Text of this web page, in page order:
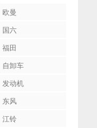
欧曼
国六
福田
自卸车
发动机
东风
江铃